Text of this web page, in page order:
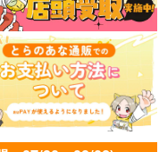
こねこさうるす3
マンハッタンのチンチ
ン電車
1,430円（税込）
有栖川帝統×夢野幻太郎
サンプル
カート